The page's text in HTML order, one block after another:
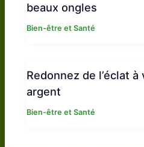
beaux ongles
Bien-être et Santé
Redonnez de l’éclat
argent
Bien-être et Santé